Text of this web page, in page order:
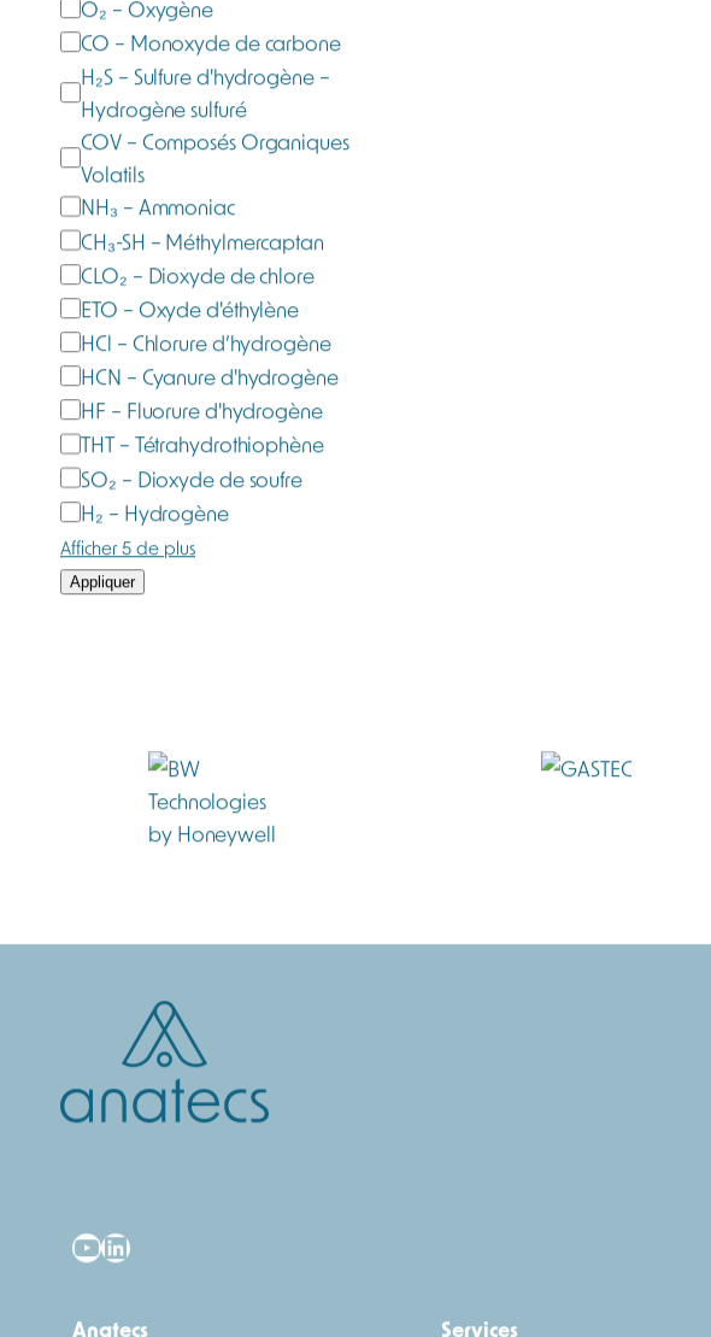
r
i
e
a
z
m
s
r
é
O₂ – Oxygène
CO – Monoxyde de carbone
H₂S – Sulfure d'hydrogène –
Hydrogène sulfuré
COV – Composés Organiques
Volatils
NH₃ – Ammoniac
CH₃-SH – Méthylmercaptan
CLO₂ – Dioxyde de chlore
ETO – Oxyde d'éthylène
HCl – Chlorure d’hydrogène
HCN – Cyanure d'hydrogène
HF – Fluorure d'hydrogène
THT – Tétrahydrothiophène
SO₂ – Dioxyde de soufre
H₂ – Hydrogène
Afficher 5 de plus
Appliquer
YouTube
LinkedIn